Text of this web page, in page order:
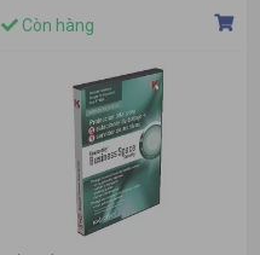
Còn hàng